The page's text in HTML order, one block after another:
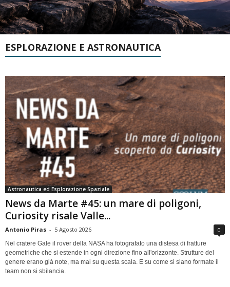
ESPLORAZIONE E ASTRONAUTICA
Astronautica ed Esplorazione Spaziale
News da Marte #45: un mare di poligoni,
Curiosity risale Valle...
Antonio Piras - 5 Agosto 2026 0
Nel cratere Gale il rover della NASA ha fotografato una distesa di fratture
geometriche che si estende in ogni direzione fino all'orizzonte. Strutture del
genere erano già note, ma mai su questa scala. E su come si siano formate il
team non si sbilancia.